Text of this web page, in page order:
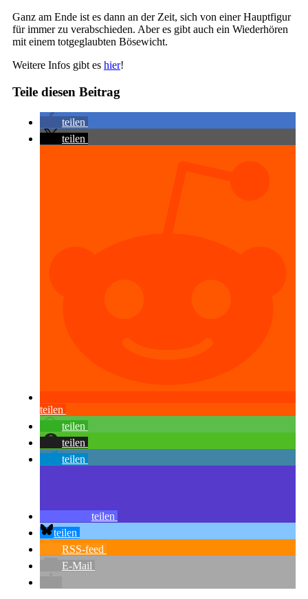
Ganz am Ende ist es dann an der Zeit, sich von einer Hauptfigur
für immer zu verabschieden. Aber es gibt auch ein Wiederhören
mit einem totgeglaubten Bösewicht.
Weitere Infos gibt es hier!
Teile diesen Beitrag
teilen
teilen
teilen
teilen
teilen
teilen
teilen
teilen
RSS-feed
E-Mail